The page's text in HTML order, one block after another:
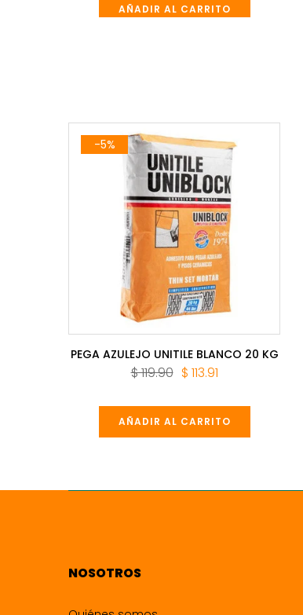
AÑADIR AL CARRITO
-5%
PEGA AZULEJO UNITILE BLANCO 20 KG
$ 119.90 $ 113.91
AÑADIR AL CARRITO
NOSOTROS